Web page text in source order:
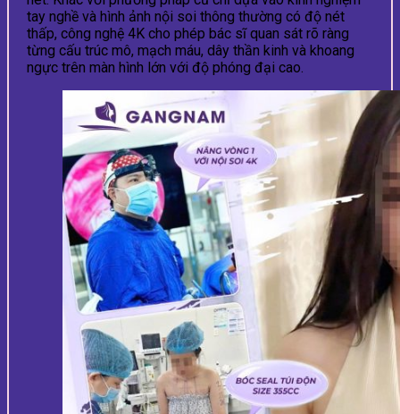
tay nghề và hình ảnh nội soi thông thường có độ nét
thấp, công nghệ 4K cho phép bác sĩ quan sát rõ ràng
từng cấu trúc mô, mạch máu, dây thần kinh và khoang
ngực trên màn hình lớn với độ phóng đại cao.